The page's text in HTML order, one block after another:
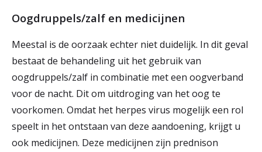
Oogdruppels/zalf en medicijnen
Meestal is de oorzaak echter niet duidelijk. In dit geval
bestaat de behandeling uit het gebruik van
oogdruppels/zalf in combinatie met een oogverband
voor de nacht. Dit om uitdroging van het oog te
voorkomen. Omdat het herpes virus mogelijk een rol
speelt in het ontstaan van deze aandoening, krijgt u
ook medicijnen. Deze medicijnen zijn prednison